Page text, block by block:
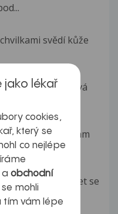
svědí kůže
mi objevila svědivá
jenže nemam
už po několik let se
jako lékař
cookies,
který se
co nejlépe
a obchodní
mohli
tím vám lépe